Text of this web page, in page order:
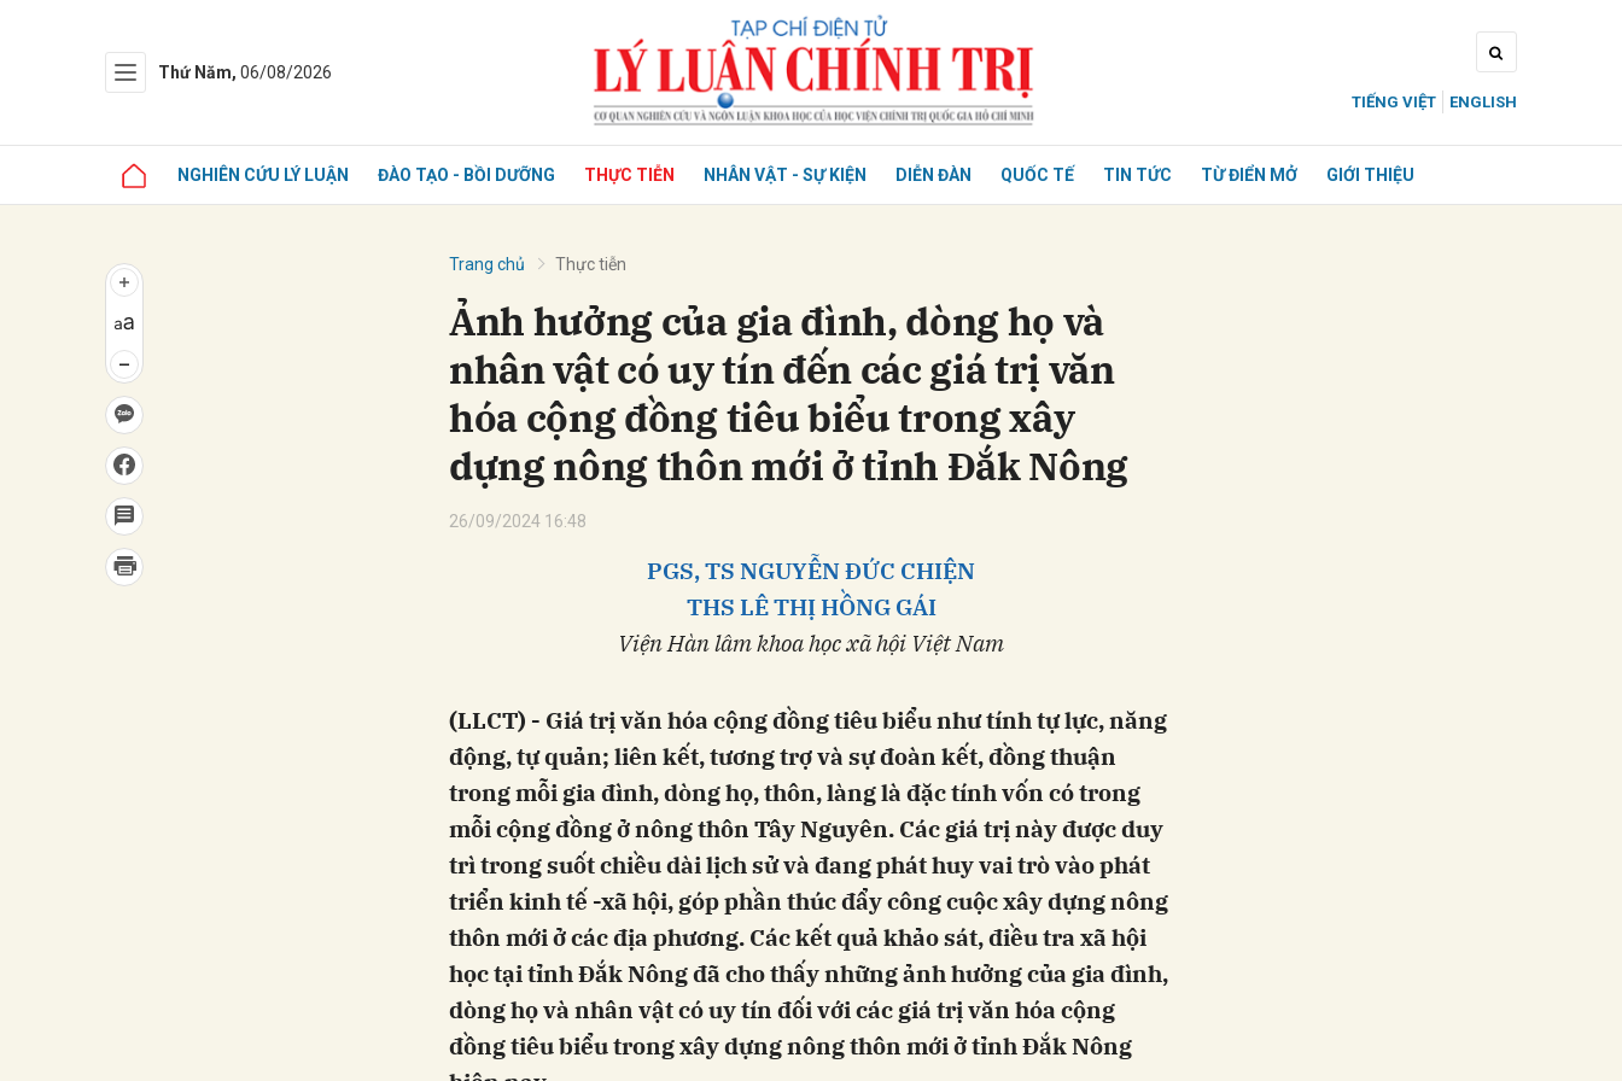
Thứ Năm, 06/08/2026
TIẾNG VIỆT ENGLISH
NGHIÊN CỨU LÝ LUẬN ĐÀO TẠO - BỒI DƯỠNG THỰC TIỄN NHÂN VẬT - SỰ KIỆN DIỄN ĐÀN QUỐC TẾ TIN TỨC TỪ ĐIỂN MỞ GIỚI THIỆU
Trang chủ Thực tiễn
Ảnh hưởng của gia đình, dòng họ và
nhân vật có uy tín đến các giá trị văn
hóa cộng đồng tiêu biểu trong xây
dựng nông thôn mới ở tỉnh Đắk Nông
26/09/2024 16:48
PGS, TS NGUYỄN ĐỨC CHIỆN
THS LÊ THỊ HỒNG GÁI
Viện Hàn lâm khoa học xã hội Việt Nam
(LLCT) - Giá trị văn hóa cộng đồng tiêu biểu như tính tự lực, năng
động, tự quản; liên kết, tương trợ và sự đoàn kết, đồng thuận
trong mỗi gia đình, dòng họ, thôn, làng là đặc tính vốn có trong
mỗi cộng đồng ở nông thôn Tây Nguyên. Các giá trị này được duy
trì trong suốt chiều dài lịch sử và đang phát huy vai trò vào phát
triển kinh tế -xã hội, góp phần thúc đẩy công cuộc xây dựng nông
thôn mới ở các địa phương. Các kết quả khảo sát, điều tra xã hội
học tại tỉnh Đắk Nông đã cho thấy những ảnh hưởng của gia đình,
dòng họ và nhân vật có uy tín đối với các giá trị văn hóa cộng
đồng tiêu biểu trong xây dựng nông thôn mới ở tỉnh Đắk Nông